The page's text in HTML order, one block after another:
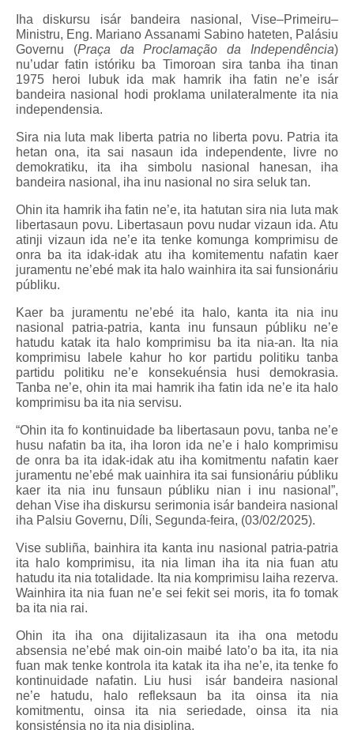
Iha diskursu isár bandeira nasional, Vise–Primeiru–
Ministru, Eng. Mariano Assanami Sabino hateten, Palásiu
Governu (Praça da Proclamação da Independência)
nu’udar fatin istóriku ba Timoroan sira tanba iha tinan
1975 heroi lubuk ida mak hamrik iha fatin ne’e isár
bandeira nasional hodi proklama unilateralmente ita nia
independensia.
Sira nia luta mak liberta patria no liberta povu. Patria ita
hetan ona, ita sai nasaun ida independente, livre no
demokratiku, ita iha simbolu nasional hanesan, iha
bandeira nasional, iha inu nasional no sira seluk tan.
Ohin ita hamrik iha fatin ne’e, ita hatutan sira nia luta mak
libertasaun povu. Libertasaun povu nudar vizaun ida. Atu
atinji vizaun ida ne’e ita tenke komunga komprimisu de
onra ba ita idak-idak atu iha komitementu nafatin kaer
juramentu ne’ebé mak ita halo wainhira ita sai funsionáriu
públiku.
Kaer ba juramentu ne’ebé ita halo, kanta ita nia inu
nasional patria-patria, kanta inu funsaun públiku ne’e
hatudu katak ita halo komprimisu ba ita nia-an. Ita nia
komprimisu labele kahur ho kor partidu politiku tanba
partidu politiku ne’e konsekuénsia husi demokrasia.
Tanba ne’e, ohin ita mai hamrik iha fatin ida ne’e ita halo
komprimisu ba ita nia servisu.
“Ohin ita fo kontinuidade ba libertasaun povu, tanba ne’e
husu nafatin ba ita, iha loron ida ne’e i halo komprimisu
de onra ba ita idak-idak atu iha komitmentu nafatin kaer
juramentu ne’ebé mak uainhira ita sai funsionáriu públiku
kaer ita nia inu funsaun públiku nian i inu nasional”,
dehan Vise iha diskursu serimonia isár bandeira nasional
iha Palsiu Governu, Dí li, Segunda-feira, (03/02/2025).
Vise subliña, bainhira ita kanta inu nasional patria-patria
ita halo komprimisu, ita nia liman iha ita nia fuan atu
hatudu ita nia totalidade. Ita nia komprimisu laiha rezerva.
Wainhira ita nia fuan ne’e sei fekit sei moris, ita fo tomak
ba ita nia rai.
Ohin ita iha ona dijitalizasaun ita iha ona metodu
absensia ne’ebé mak oin-oin maibé lato’o ba ita, ita nia
fuan mak tenke kontrola ita katak ita iha ne’e, ita tenke fo
kontinuidade nafatin. Liu husi isár bandeira nasional
ne’e hatudu, halo refleksaun ba ita oinsa ita nia
komitmentu, oinsa ita nia seriedade, oinsa ita nia
konsisténsia no ita nia disiplina.